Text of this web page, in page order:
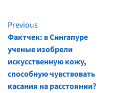
Continue
Reading
Previous
Фактчек: в Сингапуре
ученые изобрели
искусственную кожу,
способную чувствовать
касания на расстоянии?